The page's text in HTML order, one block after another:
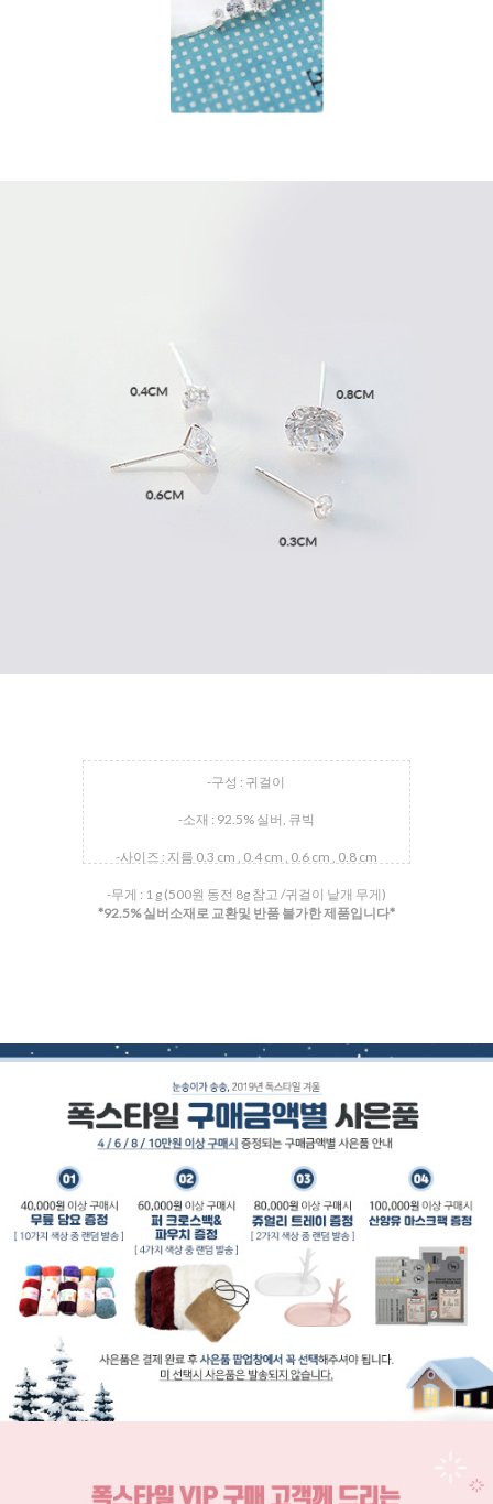
-구성 : 귀걸이
-소재 : 92.5% 실버, 큐빅
-사이즈 : 지름 0.3 cm , 0.4 cm , 0.6 cm , 0.8 cm
-무게 : 1 g (500원 동전 8g 참고 /귀걸이 낱개 무게)
*92.5% 실버소재로 교환및 반품 불가한 제품입니다*